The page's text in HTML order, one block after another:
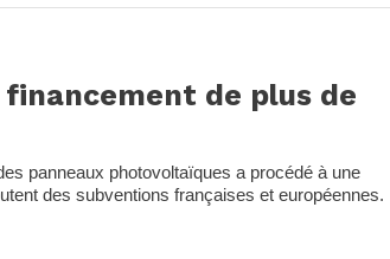
de plus de
panneaux photovoltaïques a procédé à une
des subventions françaises et européennes.